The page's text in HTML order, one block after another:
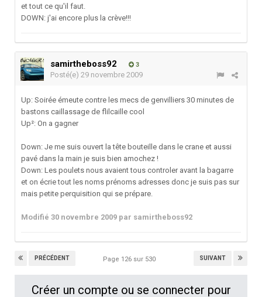
et tout ce qu'il faut.
DOWN: j'ai encore plus la crève!!!
samirtheboss92 3
Posté(e) 29 novembre 2009
Up: Soirée émeute contre les mecs de genvilliers 30 minutes de
bastons caillassage de flilcaille cool
Up²: On a gagner
Down: Je me suis ouvert la tête bouteille dans le crane et aussi
pavé dans la main je suis bien amochez !
Down: Les poulets nous avaient tous controler avant la bagarre
et on écrie tout les noms prénoms adresses donc je suis pas sur
mais petite perquisition qui se prépare.
Modifié 30 novembre 2009 par samirtheboss92
PRÉCÉDENT SUIVANT
Page 126 sur 530
Créer un compte ou se connecter pour